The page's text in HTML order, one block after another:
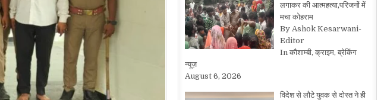
लगाकर की आत्महत्या,परिजनों में
मचा कोहराम
By Ashok Kesarwani-
Editor
In कौशाम्बी, क्राइम, ब्रेकिंग
न्यूज़
August 6, 2026
विदेश से लौटे युवक से दोस्त ने ही